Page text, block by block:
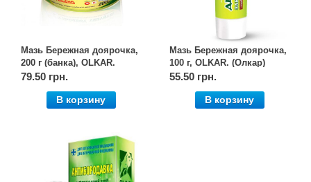
Мазь Бережная доярочка,
200 г (банка), OLKAR.
(Олкар)
79.50 грн.
В корзину
Мазь Бережная доярочка,
100 г, OLKAR. (Олкар)
55.50 грн.
В корзину